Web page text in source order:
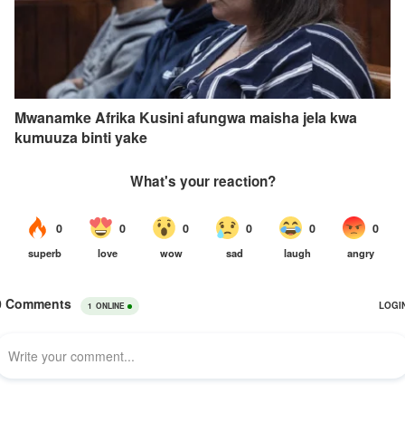
Mwanamke Afrika Kusini afungwa maisha jela kwa
kumuuza binti yake